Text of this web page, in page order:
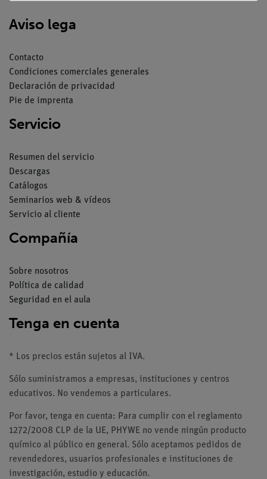
Aviso lega
Contacto
Condiciones comerciales generales
Declaración de privacidad
Pie de imprenta
Servicio
Resumen del servicio
Descargas
Catálogos
Seminarios web & vídeos
Servicio al cliente
Compañía
Sobre nosotros
Política de calidad
Seguridad en el aula
Tenga en cuenta
* Los precios están sujetos al IVA.
Sólo suministramos a empresas, instituciones y centros
educativos. No vendemos a particulares.
Por favor, tenga en cuenta: Para cumplir con el reglamento
1272/2008 CLP de la UE, PHYWE no vende ningún producto
químico al público en general. Sólo aceptamos pedidos de
revendedores, usuarios profesionales e instituciones de
investigación, estudio y educación.